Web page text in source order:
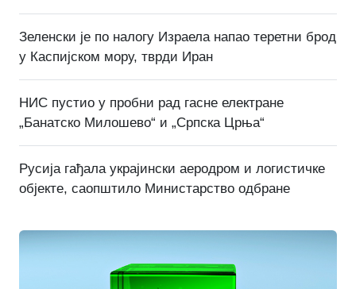
Зеленски је по налогу Израела напао теретни брод
у Каспијском мору, тврди Иран
НИС пустио у пробни рад гасне електране
„Банатско Милошево“ и „Српска Црња“
Русија гађала украјински аеродром и логистичке
објекте, саопштило Министарство одбране